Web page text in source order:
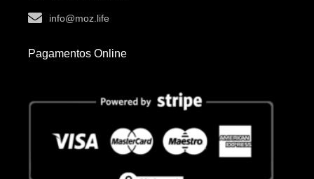
info@moz.life
Pagamentos Online